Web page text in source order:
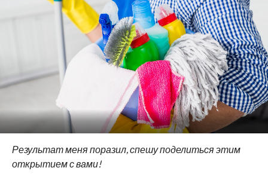
Результат меня поразил, спешу поделиться этим
открытием с вами!